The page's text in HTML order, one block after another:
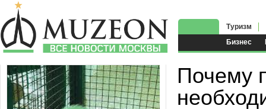
Бизнес
Туризм
Почему